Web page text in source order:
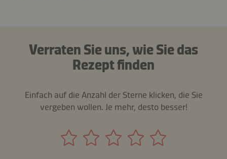
Verraten Sie uns, wie Sie das
Rezept finden
Einfach auf die Anzahl der Sterne klicken, die Sie
vergeben wollen. Je mehr, desto besser!